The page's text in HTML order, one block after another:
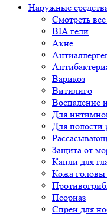
Наружные
Смотреть
BIA гели
Акне
Варикоз
Витилиго
Воспаление
Для
Для полости
Защита от
Капли для
Кожа
Псориаз
Спреи для